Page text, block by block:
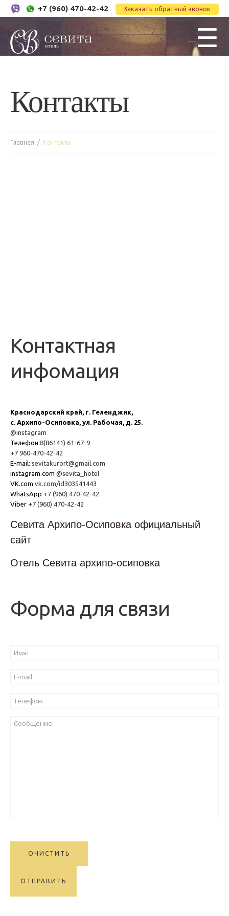
Заказать обратный звонок
+7 (960) 470-42-42
☰
Контакты
Главная Контакты
Контактная
инфомация
Краснодарский край, г. Геленджик,
с. Архипо-Осиповка, ул. Рабочая, д. 25.
@instagram
Телефон:8(86141) 61-67-9
+7 960-470-42-42
E-mail: sevitakurort@gmail.com
instagram.com @sevita_hotel
VK.com vk.com/id303541443
WhatsApp +7 (960) 470-42-42
Viber +7 (960) 470-42-42
Cевита Архипо-Осиповка официальный
сайт
Отель Севита архипо-осиповка
Форма для связи